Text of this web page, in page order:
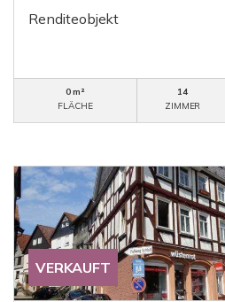
Renditeobjekt
0 m²
FLÄCHE
14
ZIMMER
VERKAUFT